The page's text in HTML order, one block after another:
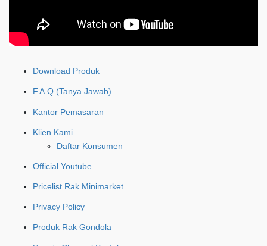
Download Produk
F.A.Q (Tanya Jawab)
Kantor Pemasaran
Klien Kami
Daftar Konsumen
Official Youtube
Pricelist Rak Minimarket
Privacy Policy
Produk Rak Gondola